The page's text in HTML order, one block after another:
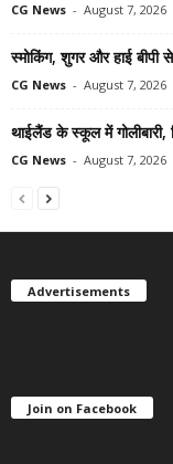
CG News - August 7, 2026
स्मोकिंग, शुगर और हाई बीपी
CG News - August 7, 2026
थाईलैंड के स्कूल में
CG News - August 7, 2026
Advertisements
Join on Facebook